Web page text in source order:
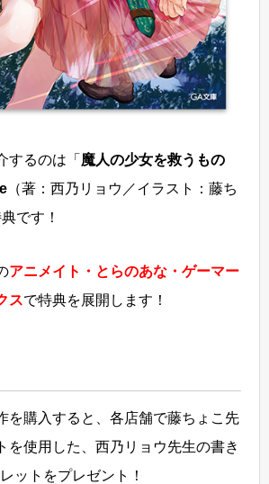
るのは「 魔人の少女を救うもの
（著：西乃リョウ／イラスト：藤ち
です！
アニメイト・とらのあな・ゲーマー
スで特典を展開します！
を購入すると、各店舗で藤ちょこ先
を使用した、西乃リョウ先生の書き
ットをプレゼント！